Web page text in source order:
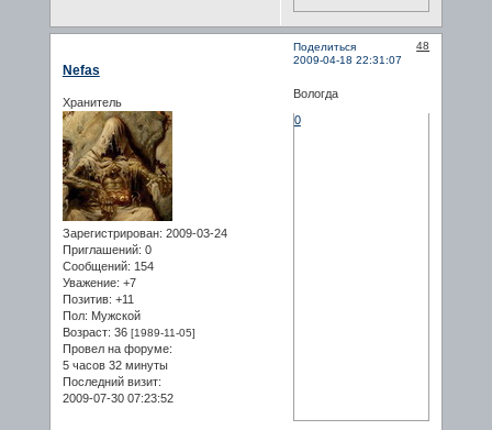
Поделиться
48
2009-04-18 22:31:07
Nefas
Хранитель
Зарегистрирован: 2009-03-24
Приглашений: 0
Сообщений: 154
Уважение: +7
Позитив: +11
Пол: Мужской
Возраст: 36 [1989-11-05]
Провел на форуме:
5 часов 32 минуты
Последний визит:
2009-07-30 07:23:52
Вологда
0